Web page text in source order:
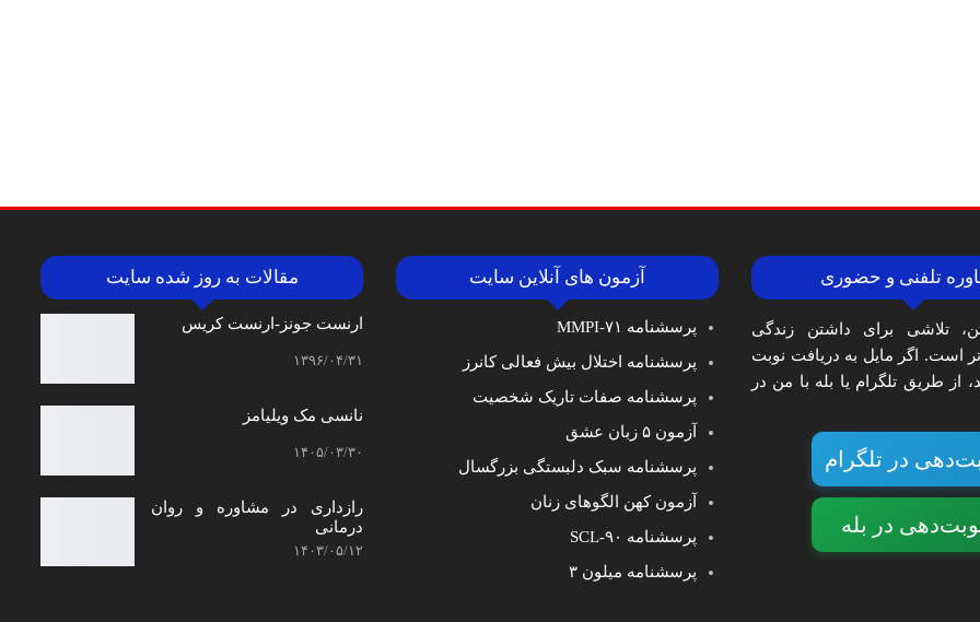
تلفنی و حضوری
تلاشی برای داشتن زندگی
است. اگر مایل به دریافت نوبت
از طریق تلگرام یا بله با من در
در تلگرام
در بله
آزمون های آنلاین سایت
پرسشنامه MMPI-۷۱
پرسشنامه اختلال بیش فعالی کانرز
پرسشنامه صفات تاریک شخصیت
آزمون ۵ زبان عشق
پرسشنامه سبک دلبستگی بزرگسال
آزمون کهن الگوهای زنان
پرسشنامه SCL-۹۰
پرسشنامه میلون ۳
مقالات به روز شده سایت
ارنست جونز-ارنست کریس
۱۳۹۶/۰۴/۳۱
نانسی مک‌ ویلیامز
۱۴۰۵/۰۳/۳۰
رازداری در مشاوره و روان
درمانی
۱۴۰۳/۰۵/۱۲